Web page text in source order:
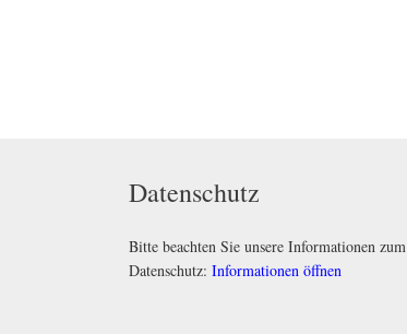
Datenschutz
Bitte beachten Sie unsere Informationen zum
Datenschutz: Informationen öffnen